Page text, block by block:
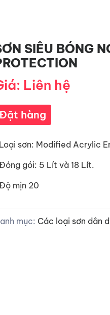
SIÊU BÓNG
Liên hệ
hàng
sơn: Modified Acrylic
gói: 5 Lít và 18 Lít.
mịn 20
mục: Các loại sơn dân